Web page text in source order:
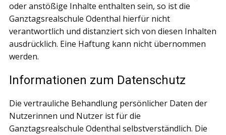
oder anstößige Inhalte enthalten sein, so ist die
Ganztagsrealschule Odenthal hierfür nicht
verantwortlich und distanziert sich von diesen Inhalten
ausdrücklich. Eine Haftung kann nicht übernommen
werden.
Informationen zum Datenschutz
Die vertrauliche Behandlung persönlicher Daten der
Nutzerinnen und Nutzer ist für die
Ganztagsrealschule Odenthal selbstverständlich. Die